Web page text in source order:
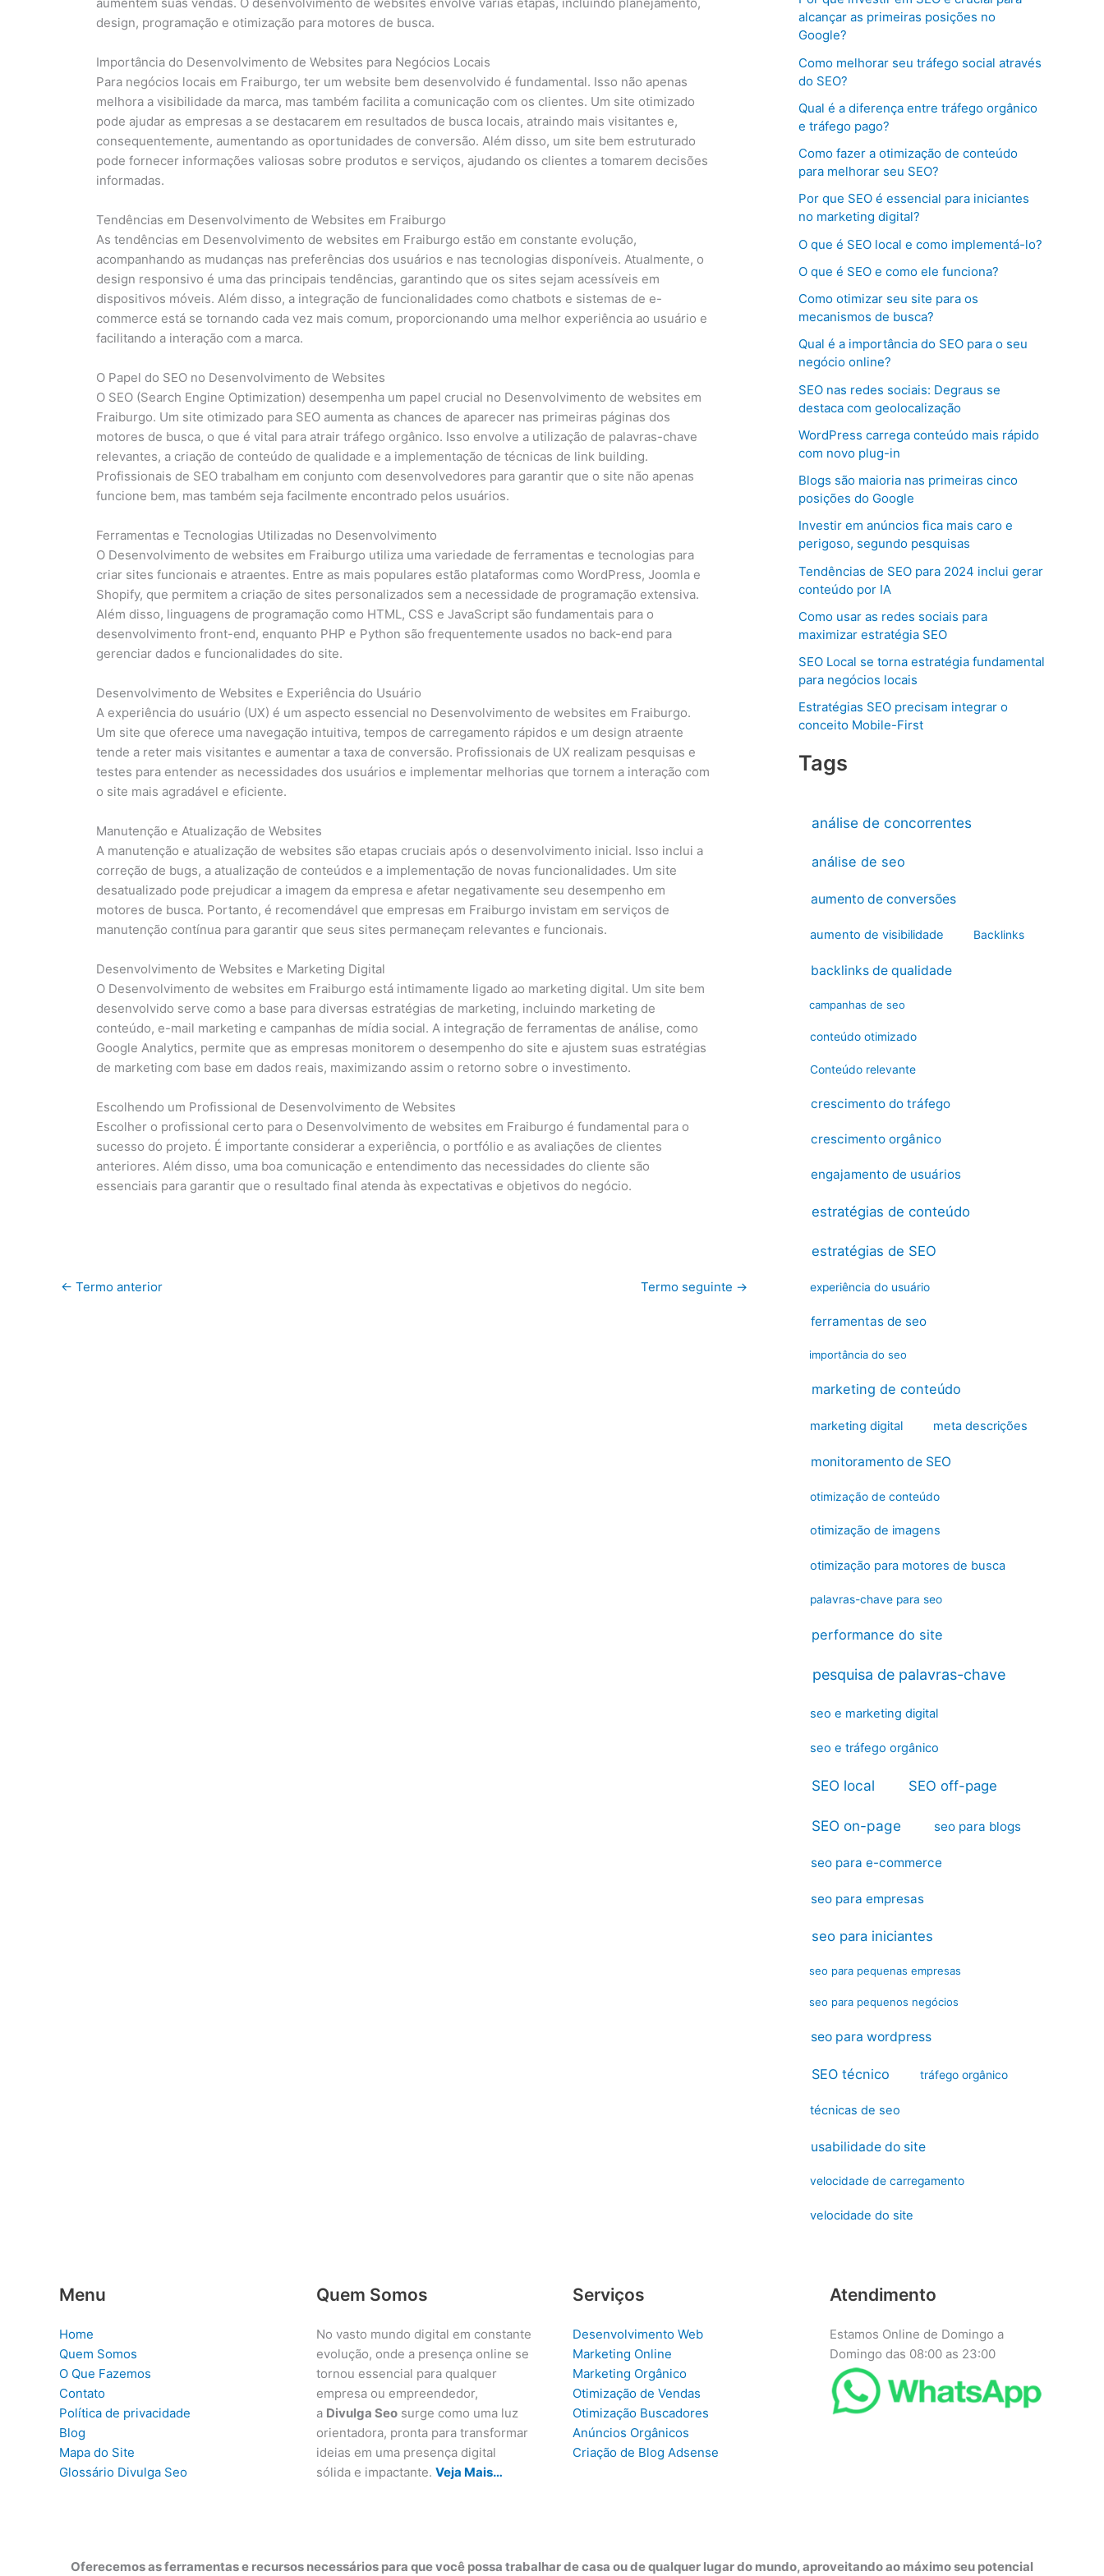
design, programação e otimização para motores de busca.
Importância do Desenvolvimento de Websites para Negócios Locais
Para negócios locais em Fraiburgo, ter um website bem desenvolvido é fundamental. Isso não apenas
melhora a visibilidade da marca, mas também facilita a comunicação com os clientes. Um site otimizado
pode ajudar as empresas a se destacarem em resultados de busca locais, atraindo mais visitantes e,
consequentemente, aumentando as oportunidades de conversão. Além disso, um site bem estruturado
pode fornecer informações valiosas sobre produtos e serviços, ajudando os clientes a tomarem decisões
informadas.
Tendências em Desenvolvimento de Websites em Fraiburgo
As tendências em Desenvolvimento de websites em Fraiburgo estão em constante evolução,
acompanhando as mudanças nas preferências dos usuários e nas tecnologias disponíveis. Atualmente, o
design responsivo é uma das principais tendências, garantindo que os sites sejam acessíveis em
dispositivos móveis. Além disso, a integração de funcionalidades como chatbots e sistemas de e-
commerce está se tornando cada vez mais comum, proporcionando uma melhor experiência ao usuário e
facilitando a interação com a marca.
O Papel do SEO no Desenvolvimento de Websites
O SEO (Search Engine Optimization) desempenha um papel crucial no Desenvolvimento de websites em
Fraiburgo. Um site otimizado para SEO aumenta as chances de aparecer nas primeiras páginas dos
motores de busca, o que é vital para atrair tráfego orgânico. Isso envolve a utilização de palavras-chave
relevantes, a criação de conteúdo de qualidade e a implementação de técnicas de link building.
Profissionais de SEO trabalham em conjunto com desenvolvedores para garantir que o site não apenas
funcione bem, mas também seja facilmente encontrado pelos usuários.
Ferramentas e Tecnologias Utilizadas no Desenvolvimento
O Desenvolvimento de websites em Fraiburgo utiliza uma variedade de ferramentas e tecnologias para
criar sites funcionais e atraentes. Entre as mais populares estão plataformas como WordPress, Joomla e
Shopify, que permitem a criação de sites personalizados sem a necessidade de programação extensiva.
Além disso, linguagens de programação como HTML, CSS e JavaScript são fundamentais para o
desenvolvimento front-end, enquanto PHP e Python são frequentemente usados no back-end para
gerenciar dados e funcionalidades do site.
Desenvolvimento de Websites e Experiência do Usuário
A experiência do usuário (UX) é um aspecto essencial no Desenvolvimento de websites em Fraiburgo.
Um site que oferece uma navegação intuitiva, tempos de carregamento rápidos e um design atraente
tende a reter mais visitantes e aumentar a taxa de conversão. Profissionais de UX realizam pesquisas e
testes para entender as necessidades dos usuários e implementar melhorias que tornem a interação com
o site mais agradável e eficiente.
Manutenção e Atualização de Websites
A manutenção e atualização de websites são etapas cruciais após o desenvolvimento inicial. Isso inclui a
correção de bugs, a atualização de conteúdos e a implementação de novas funcionalidades. Um site
desatualizado pode prejudicar a imagem da empresa e afetar negativamente seu desempenho em
motores de busca. Portanto, é recomendável que empresas em Fraiburgo invistam em serviços de
manutenção contínua para garantir que seus sites permaneçam relevantes e funcionais.
Desenvolvimento de Websites e Marketing Digital
O Desenvolvimento de websites em Fraiburgo está intimamente ligado ao marketing digital. Um site bem
desenvolvido serve como a base para diversas estratégias de marketing, incluindo marketing de
conteúdo, e-mail marketing e campanhas de mídia social. A integração de ferramentas de análise, como
Google Analytics, permite que as empresas monitorem o desempenho do site e ajustem suas estratégias
de marketing com base em dados reais, maximizando assim o retorno sobre o investimento.
Escolhendo um Profissional de Desenvolvimento de Websites
Escolher o profissional certo para o Desenvolvimento de websites em Fraiburgo é fundamental para o
sucesso do projeto. É importante considerar a experiência, o portfólio e as avaliações de clientes
anteriores. Além disso, uma boa comunicação e entendimento das necessidades do cliente são
essenciais para garantir que o resultado final atenda às expectativas e objetivos do negócio.
← Termo anterior Termo seguinte →
alcançar as primeiras posições no
Google?
Como melhorar seu tráfego social através
do SEO?
Qual é a diferença entre tráfego orgânico
e tráfego pago?
Como fazer a otimização de conteúdo
para melhorar seu SEO?
Por que SEO é essencial para iniciantes
no marketing digital?
O que é SEO local e como implementá-lo?
O que é SEO e como ele funciona?
Como otimizar seu site para os
mecanismos de busca?
Qual é a importância do SEO para o seu
negócio online?
SEO nas redes sociais: Degraus se
destaca com geolocalização
WordPress carrega conteúdo mais rápido
com novo plug-in
Blogs são maioria nas primeiras cinco
posições do Google
Investir em anúncios fica mais caro e
perigoso, segundo pesquisas
Tendências de SEO para 2024 inclui gerar
conteúdo por IA
Como usar as redes sociais para
maximizar estratégia SEO
SEO Local se torna estratégia fundamental
para negócios locais
Estratégias SEO precisam integrar o
conceito Mobile-First
Tags
análise de concorrentes
análise de seo
aumento de conversões
aumento de visibilidade Backlinks
backlinks de qualidade
campanhas de seo
conteúdo otimizado
Conteúdo relevante
crescimento do tráfego
crescimento orgânico
engajamento de usuários
estratégias de conteúdo
estratégias de SEO
experiência do usuário
ferramentas de seo
importância do seo
marketing de conteúdo
marketing digital meta descrições
monitoramento de SEO
otimização de conteúdo
otimização de imagens
otimização para motores de busca
palavras-chave para seo
performance do site
pesquisa de palavras-chave
seo e marketing digital
seo e tráfego orgânico
SEO local SEO off-page
SEO on-page seo para blogs
seo para e-commerce
seo para empresas
seo para iniciantes
seo para pequenas empresas
seo para pequenos negócios
seo para wordpress
SEO técnico tráfego orgânico
técnicas de seo
usabilidade do site
velocidade de carregamento
velocidade do site
Menu
Home
Quem Somos
O Que Fazemos
Contato
Política de privacidade
Blog
Mapa do Site
Glossário Divulga Seo
Quem Somos
No vasto mundo digital em constante
evolução, onde a presença online se
tornou essencial para qualquer
empresa ou empreendedor,
a Divulga Seosurge como uma luz
orientadora, pronta para transformar
ideias em uma presença digital
sólida e impactante. Veja Mais…
Serviços
Desenvolvimento Web
Marketing Online
Marketing Orgânico
Otimização de Vendas
Otimização Buscadores
Anúncios Orgânicos
Criação de Blog Adsense
Atendimento
Estamos Online de Domingo a
Domingo das 08:00 as 23:00
Oferecemos as ferramentas e recursos necessários para que você possa trabalhar de casa ou de qualquer lugar do mundo, aproveitando ao máximo seu potencial